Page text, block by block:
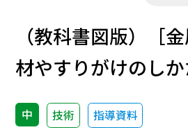
（教科書図版）［
材やすりがけのし
中 技術 指導資料